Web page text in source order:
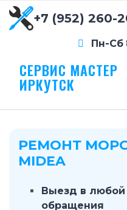
+7 (952) 260-
Пн-Сб
СЕРВИС МАСТЕР
ИРКУТСК
РЕМОНТ
MIDEA
Выезд в любой
обращения